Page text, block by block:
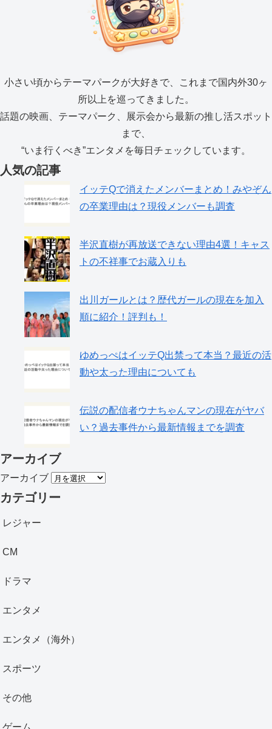
小さい頃からテーマパークが大好きで、これまで国内外30ヶ
所以上を巡ってきました。
話題の映画、テーマパーク、展示会から最新の推し活スポット
まで、
“いま行くべき”エンタメを毎日チェックしています。
人気の記事
イッテQで消えたメンバーまとめ！みやぞん
の卒業理由は？現役メンバーも調査
半沢直樹が再放送できない理由4選！キャス
トの不祥事でお蔵入りも
出川ガールとは？歴代ガールの現在を加入
順に紹介！評判も！
ゆめっぺはイッテQ出禁って本当？最近の活
動や太った理由についても
伝説の配信者ウナちゃんマンの現在がヤバ
い？過去事件から最新情報までを調査
アーカイブ
アーカイブ
カテゴリー
レジャー
CM
ドラマ
エンタメ
エンタメ（海外）
スポーツ
その他
ゲーム